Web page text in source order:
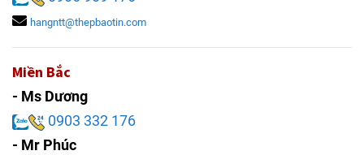
hangntt@thepbaotin.com
Miền Bắc
- Ms Dương
0903 332 176
- Mr Phúc